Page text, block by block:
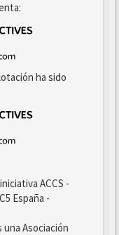
ha sido
ACCS -
España -
una Asociación